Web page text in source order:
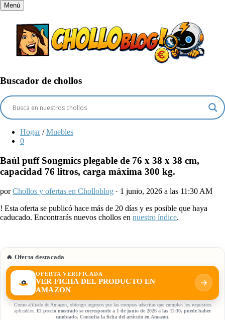
Menú
Buscador de chollos
Hogar / Muebles
0
Baúl puff Songmics plegable de 76 x 38 x 38 cm,
capacidad 76 litros, carga máxima 300 kg.
porChollos y ofertas en Cholloblog · 1 junio, 2026 a las 11:30 AM
! Esta oferta se publicó hace más de 20 días y es posible que haya
caducado. Encontrarás nuevos chollos en nuestro índice.
🔥 Oferta destacada
OFERTA VERIFICADA
VER FICHA DEL PRODUCTO EN
AMAZON
Como afiliado de Amazon, obtengo ingresos por las compras adscritas que cumplen los requisitos
aplicables. El precio mostrado se corresponde a 1 de junio de 2026 a las 11:30, puede haber
cambiado. Consulta la ficha del artículo en Amazon.